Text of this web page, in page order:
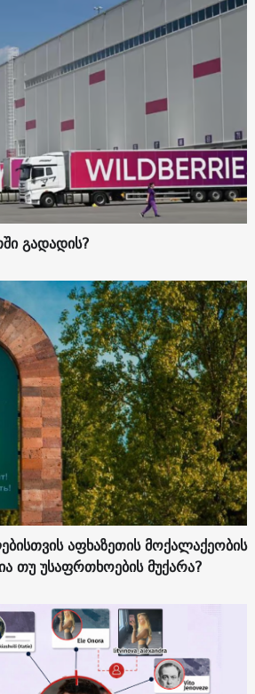
გადადის?
აფხაზეთის მოქალაქეობის
თუ უსაფრთხოების მუქარა?